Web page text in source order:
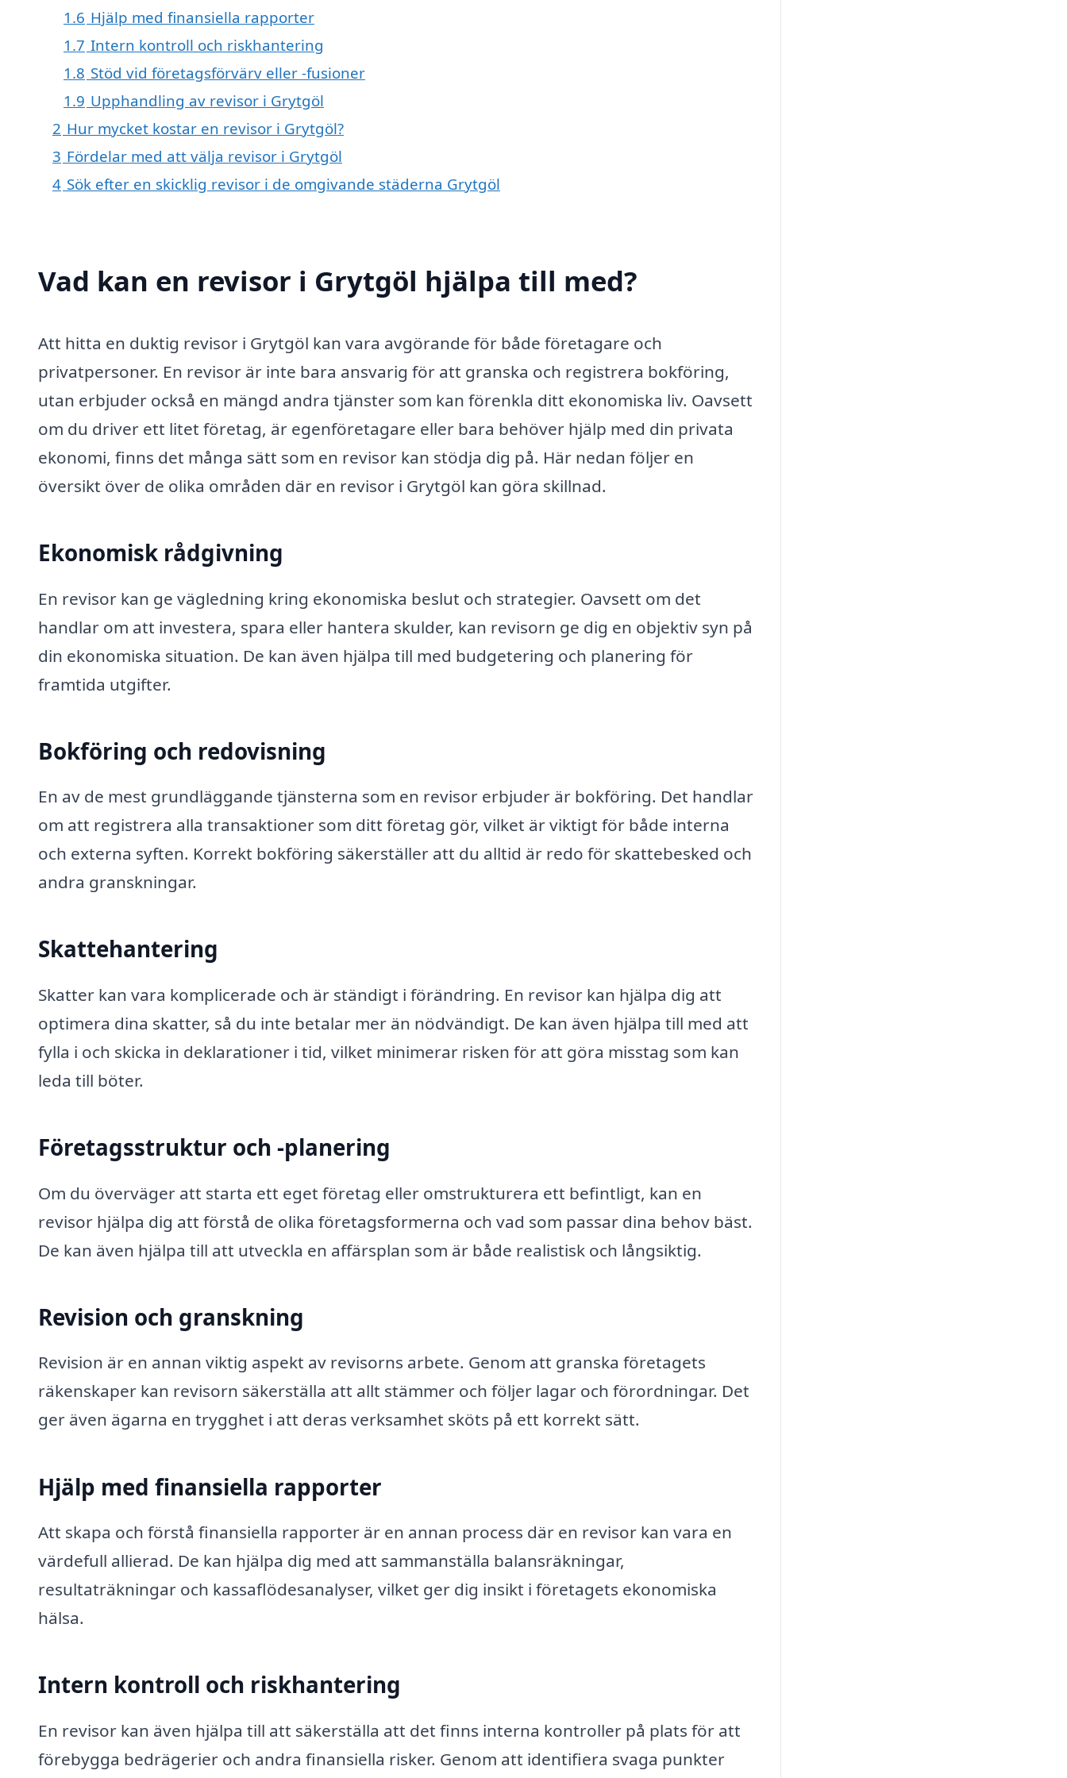
1.6 Hjälp med finansiella rapporter
1.7 Intern kontroll och riskhantering
1.8 Stöd vid företagsförvärv eller -fusioner
1.9 Upphandling av revisor i Grytgöl
2 Hur mycket kostar en revisor i Grytgöl?
3 Fördelar med att välja revisor i Grytgöl
4 Sök efter en skicklig revisor i de omgivande städerna Grytgöl
Vad kan en revisor i Grytgöl hjälpa till med?
Att hitta en duktig revisor i Grytgöl kan vara avgörande för både företagare och
privatpersoner. En revisor är inte bara ansvarig för att granska och registrera bokföring,
utan erbjuder också en mängd andra tjänster som kan förenkla ditt ekonomiska liv. Oavsett
om du driver ett litet företag, är egenföretagare eller bara behöver hjälp med din privata
ekonomi, finns det många sätt som en revisor kan stödja dig på. Här nedan följer en
översikt över de olika områden där en revisor i Grytgöl kan göra skillnad.
Ekonomisk rådgivning
En revisor kan ge vägledning kring ekonomiska beslut och strategier. Oavsett om det
handlar om att investera, spara eller hantera skulder, kan revisorn ge dig en objektiv syn på
din ekonomiska situation. De kan även hjälpa till med budgetering och planering för
framtida utgifter.
Bokföring och redovisning
En av de mest grundläggande tjänsterna som en revisor erbjuder är bokföring. Det handlar
om att registrera alla transaktioner som ditt företag gör, vilket är viktigt för både interna
och externa syften. Korrekt bokföring säkerställer att du alltid är redo för skattebesked och
andra granskningar.
Skattehantering
Skatter kan vara komplicerade och är ständigt i förändring. En revisor kan hjälpa dig att
optimera dina skatter, så du inte betalar mer än nödvändigt. De kan även hjälpa till med att
fylla i och skicka in deklarationer i tid, vilket minimerar risken för att göra misstag som kan
leda till böter.
Företagsstruktur och -planering
Om du överväger att starta ett eget företag eller omstrukturera ett befintligt, kan en
revisor hjälpa dig att förstå de olika företagsformerna och vad som passar dina behov bäst.
De kan även hjälpa till att utveckla en affärsplan som är både realistisk och långsiktig.
Revision och granskning
Revision är en annan viktig aspekt av revisorns arbete. Genom att granska företagets
räkenskaper kan revisorn säkerställa att allt stämmer och följer lagar och förordningar. Det
ger även ägarna en trygghet i att deras verksamhet sköts på ett korrekt sätt.
Hjälp med finansiella rapporter
Att skapa och förstå finansiella rapporter är en annan process där en revisor kan vara en
värdefull allierad. De kan hjälpa dig med att sammanställa balansräkningar,
resultaträkningar och kassaflödesanalyser, vilket ger dig insikt i företagets ekonomiska
hälsa.
Intern kontroll och riskhantering
En revisor kan även hjälpa till att säkerställa att det finns interna kontroller på plats för att
förebygga bedrägerier och andra finansiella risker. Genom att identifiera svaga punkter